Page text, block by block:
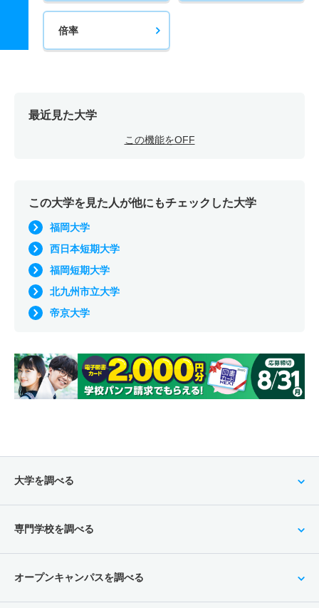
倍率
最近見た大学
この機能をOFF
この大学を見た人が他にもチェックした大学
福岡大学
西日本短期大学
福岡短期大学
北九州市立大学
帝京大学
大学を調べる
専門学校を調べる
オープンキャンパスを調べる